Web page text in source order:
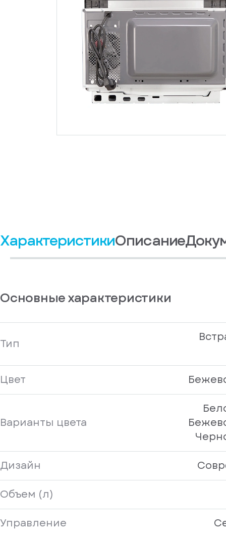
ХарактеристикиОписание
Основные характеристики
Тип
Цвет
Варианты цвета
Дизайн
Объем (л)
Управление